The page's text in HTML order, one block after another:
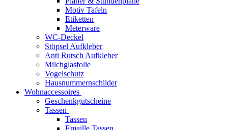
Motiv Tafeln
Etiketten
Meterware
WC-Deckel
Stöpsel Aufkleber
Anti Rutsch Aufkleber
Milchglasfolie
Vogelschutz
Hausnummernschilder
Wohnaccessoires
Geschenkgutscheine
Tassen
Tassen
Emaille Tassen